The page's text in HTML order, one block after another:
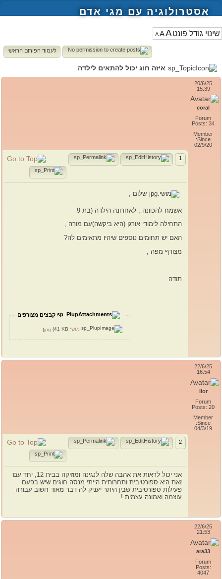
אסטרולוגיה עם מגי אדם
AAA
לעמוד הפורום הראשי
איזה חוג יכול להתאים לילדה
20/6/25
15:39
coral
Forum
Posts: 34
Member
Since:
02/9/20
1
שלום ,
אשמח להכוונה , לאחרונה הילדה (בת 9
התחילה לימודי אורגן (היא ביקשה)עם מורה ,
האם יש תחומים נוספים שיהיו מתאימים לה?
מצורף מפה ,
תודה
קבצים מצורפים
מושי.jpg (41 KB)
22/6/25
16:54
lior
Forum
Posts: 20
Member
Since:
04/3/19
2
אני יכול לראות את אהבה שלה לנגינה ומוזיקה בבית 12, יחד עם
זאת היא ספורטיבית ותחרותית הייתי מנסה חוגים שיש בפעם
פעילות ספורטיבית שבין היתר יעניק לה דבר מאוד חשוב עבורה
עוצמה ואמונה עצמית !
22/6/25
21:53
ara33
Forum
Posts:
4047